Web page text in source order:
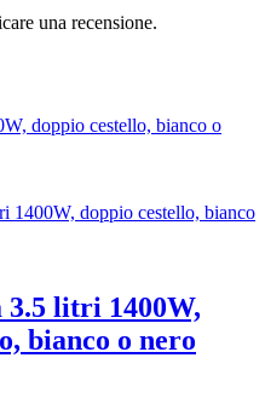
una recensione.
litri 1400W,
bianco o nero